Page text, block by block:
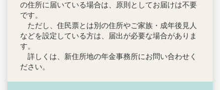
の住所に届いている場合は、原則としてお届けは不要
です。
ただし、住民票とは別の住所やご家族・成年後見人
などを設定している方は、届出が必要な場合がありま
す。
詳しくは、新住所地の年金事務所にお問い合わせく
ださい。